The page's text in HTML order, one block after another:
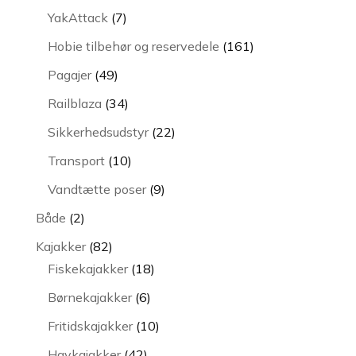
YakAttack 77
Hobie tilbehør og reservedele 161161
Pagajer 4949
varer
Railblaza 3434
varer
Sikkerhedsudstyr 2222
Transport 1010
varer
Vandtætte poser 99
Både 22
varer
Kajakker 8282
varer
Fiskekajakker 1818
Børnekajakker 66
varer
Fritidskajakker 1010